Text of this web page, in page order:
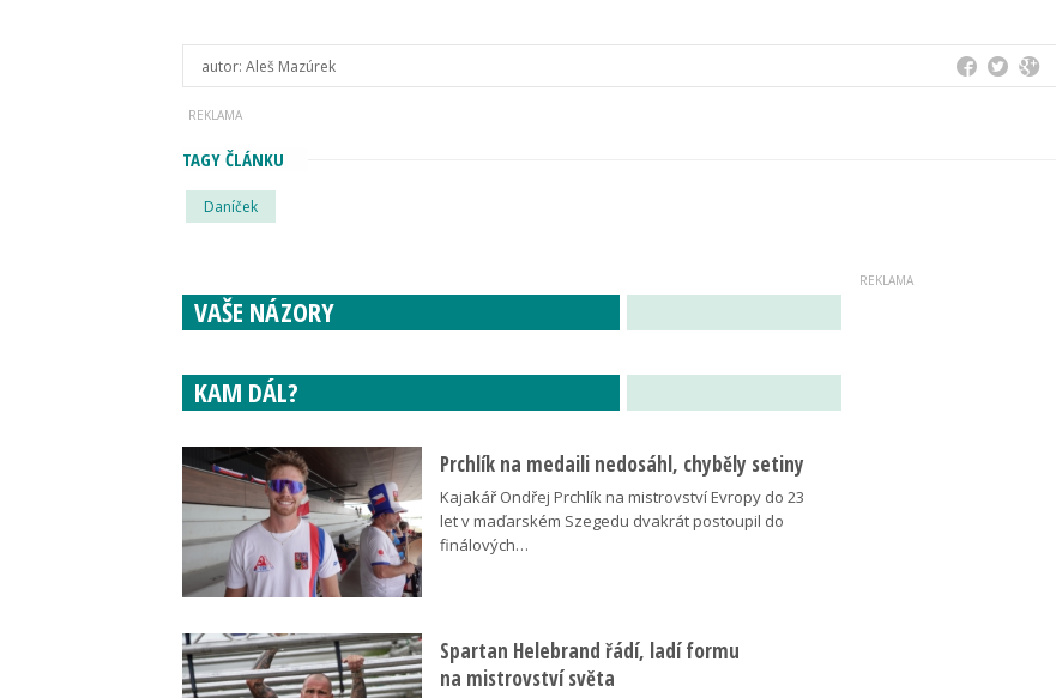
autor: Aleš Mazúrek
TAGY ČLÁNKU
Daníček
VAŠE NÁZORY
KAM DÁL?
Prchlík na medaili nedosáhl, chyběly setiny
Kajakář Ondřej Prchlík na mistrovství Evropy do 23
let v maďarském Szegedu dvakrát postoupil do
finálových…
Spartan Helebrand řádí, ladí formu
na mistrovství světa